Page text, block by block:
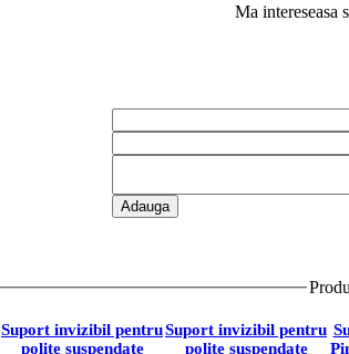
Ma intereseasa
Suport invizibil pentru
polite suspendate
Suport invizibil pentru
polite suspendate